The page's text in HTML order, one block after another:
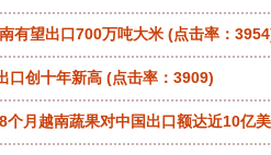
有望出口700万吨大米 (点击率：
口创十年新高 (点击率：3909)
个月越南蔬果对中国出口额达近10亿